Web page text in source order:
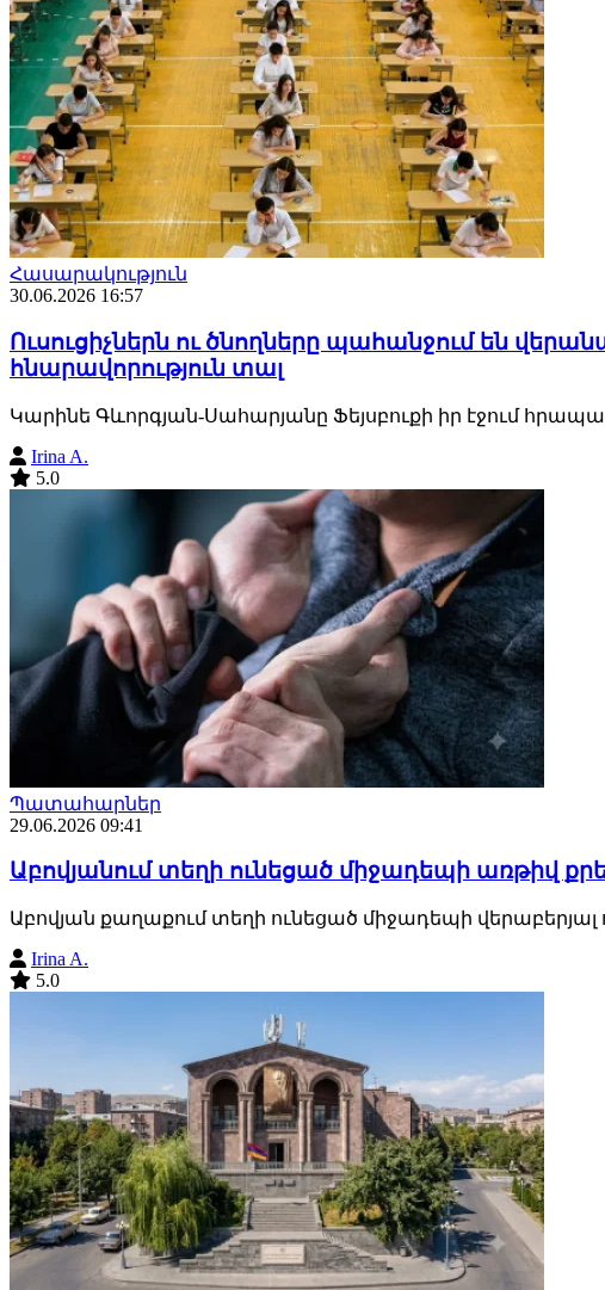
Հասարակություն
30.06.2026 16:57
Ուսուցիչներն ու ծնողները պահանջում են
հնարավորություն տալ
Կարինե Գևորգյան-Սահարյանը Ֆեյսբուքի իր էջում
Irina A.
5.0
Պատահարներ
29.06.2026 09:41
Աբովյանում տեղի ունեցած միջադեպի առթիվ
Աբովյան քաղաքում տեղի ունեցած միջադեպի վերաբերյալ
Irina A.
5.0